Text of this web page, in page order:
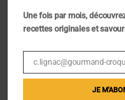
Rétroliens/Pings
Une fois par mois,
recettes originales et
Email
c.lignac@gourmand-
JE